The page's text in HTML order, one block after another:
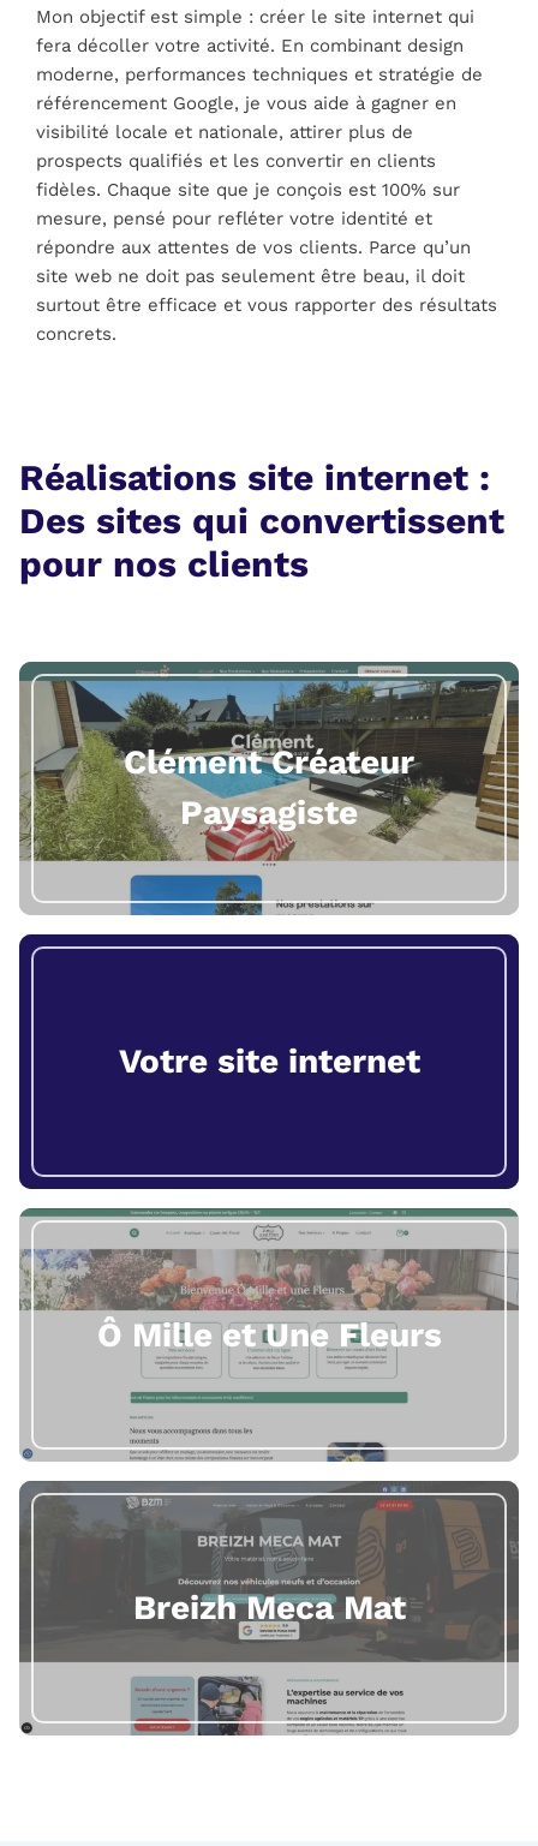
Mon objectif est simple : créer le site internet qui
fera décoller votre activité. En combinant design
moderne, performances techniques et stratégie de
référencement Google, je vous aide à gagner en
visibilité locale et nationale, attirer plus de
prospects qualifiés et les convertir en clients
fidèles. Chaque site que je conçois est 100% sur
mesure, pensé pour refléter votre identité et
répondre aux attentes de vos clients. Parce qu’un
site web ne doit pas seulement être beau, il doit
surtout être efficace et vous rapporter des résultats
concrets.
Réalisations site internet :
Des sites qui convertissent
pour nos clients
Clément Créateur
Paysagiste
Votre site internet
Ô Mille et Une Fleurs
Breizh Meca Mat